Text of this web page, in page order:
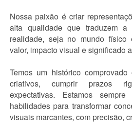
Nossa paixão é criar
alta qualidade que traduzem
realidade, seja no mundo físico
valor, impacto visual e significado
Temos um histórico
criativos, cumprir prazos
expectativas. Estamos sempre
habilidades para transformar
visuais marcantes, com precisão,